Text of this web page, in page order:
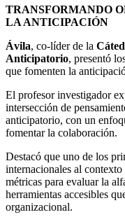
TRANSFORMANDO
LA ANTICIPACIÓN
Ávila, co-líder de la
Anticipatorio, presentó
que fomenten la
El profesor investigador
intersección de
anticipatorio, con un
fomentar la colaboración.
Destacó que uno de los
internacionales al
métricas para evaluar la
herramientas accesibles
organizacional.